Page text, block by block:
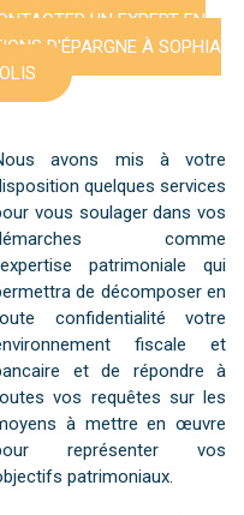
UN EXPERT EN
D'ÉPARGNE À SOPHIA
avons mis à votre
quelques services
vous soulager dans vos
comme
patrimoniale qui
de décomposer en
confidentialité votre
fiscale et
et de répondre à
vos requêtes sur les
à mettre en œuvre
représenter vos
patrimoniaux.